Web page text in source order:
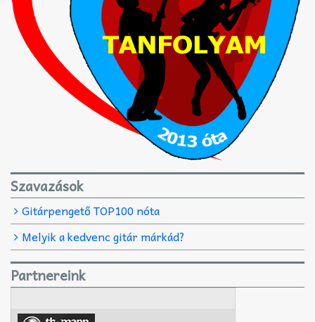
Szavazások
Gitárpengető TOP100 nóta
Melyik a kedvenc gitár márkád?
Partnereink